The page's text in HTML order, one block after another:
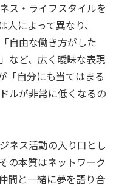
ス・ライフスタイルを
によって異なり、
自由な働き方がした
など、広く曖昧な表現
「自分にも当てはまる
ルが非常に低くなるの
ネス活動の入り口とし
の本質はネットワーク
間と一緒に夢を語り合